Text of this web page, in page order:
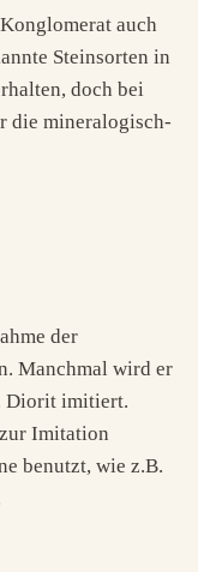
auch
Steinsorten in
doch bei
die mineralogisch-
der
Manchmal wird er
Diorit imitiert.
Imitation
benutzt, wie z.B.